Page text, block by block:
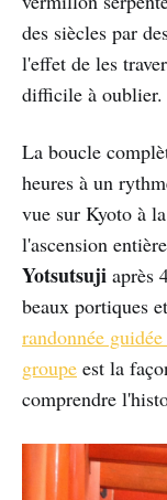
des siècles par
l'effet de les
difficile à oublier.
La boucle
heures à un
vue sur Kyoto à
l'ascension
Yotsutsuji après
beaux portiques
randonnée
groupe est la
comprendre